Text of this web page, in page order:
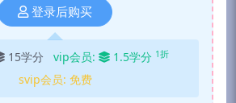
登录后购买
15学分 vip会员: 1.5学分 1折
svip会员: 免费